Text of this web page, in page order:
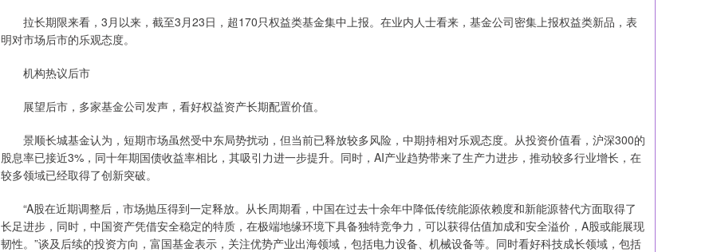
拉长期限来看，3月以来，截至3月23日，超170只权益类基金集中上报。在业内人士看来，基金公司密集上报权益类新品，表
明对市场后市的乐观态度。
机构热议后市
展望后市，多家基金公司发声，看好权益资产长期配置价值。
景顺长城基金认为，短期市场虽然受中东局势扰动，但当前已释放较多风险，中期持相对乐观态度。从投资价值看，沪深300的
股息率已接近3%，同十年期国债收益率相比，其吸引力进一步提升。同时，AI产业趋势带来了生产力进步，推动较多行业增长，在
较多领域已经取得了创新突破。
“A股在近期调整后，市场抛压得到一定释放。从长周期看，中国在过去十余年中降低传统能源依赖度和新能源替代方面取得了
长足进步，同时，中国资产凭借安全稳定的特质，在极端地缘环境下具备独特竞争力，可以获得估值加成和安全溢价，A股或能展现
韧性。”谈及后续的投资方向，富国基金表示，关注优势产业出海领域，包括电力设备、机械设备等。同时看好科技成长领域，包括